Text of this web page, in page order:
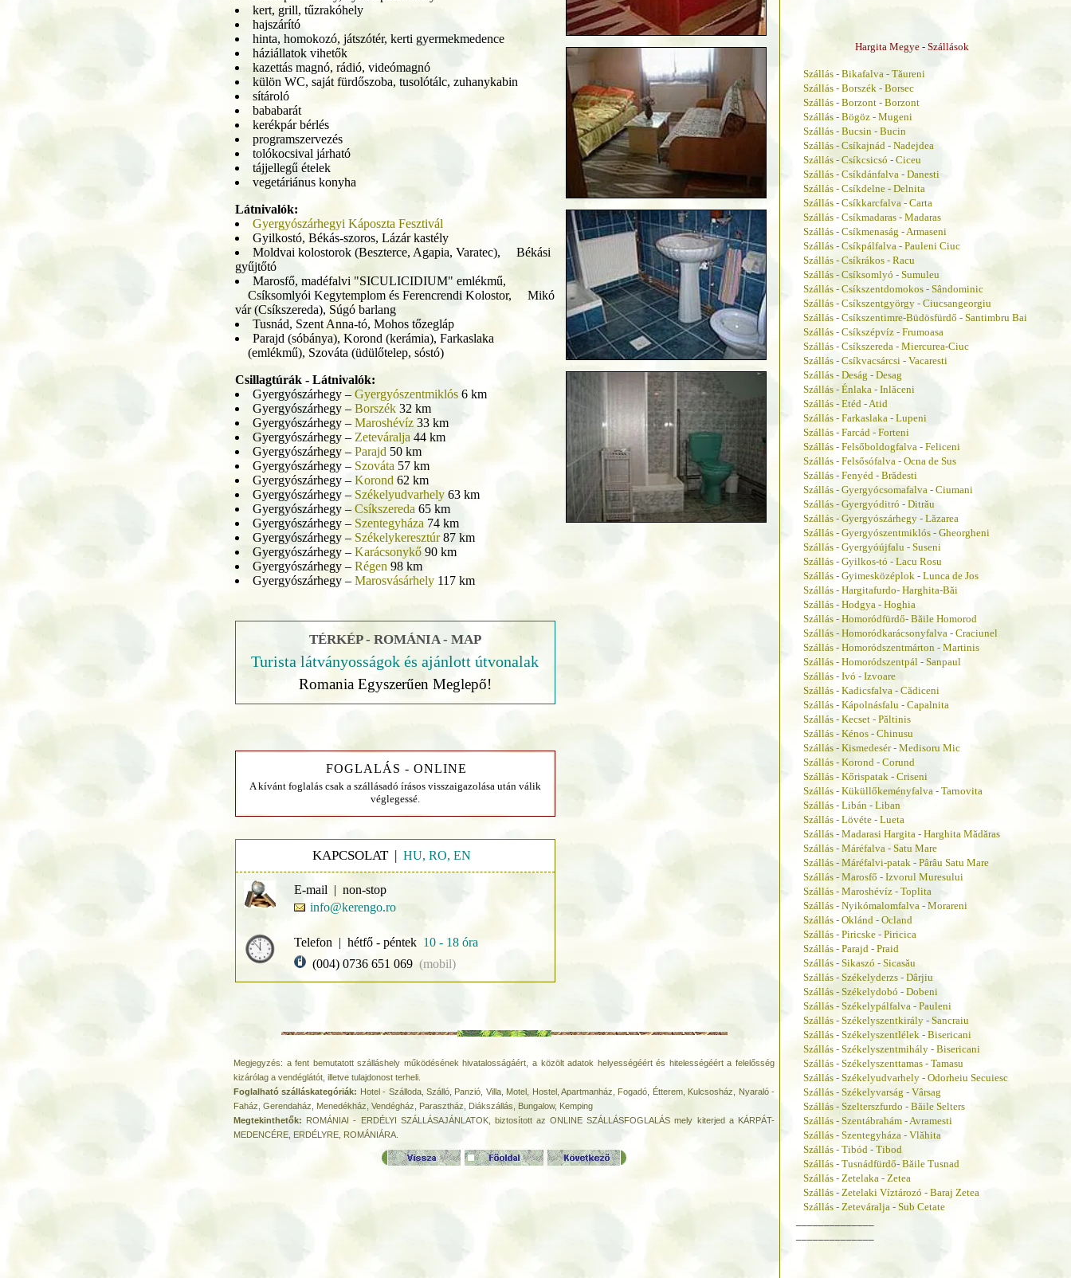
kert, grill, tűzrakóhely
hajszárító
hinta, homokozó, játszótér, kerti gyermekmedence
háziállatok vihetők
kazettás magnó, rádió, videómagnó
külön WC, saját fürdőszoba, tusolótálc, zuhanykabin
sítároló
bababarát
kerékpár bérlés
programszervezés
tolókocsival járható
tájjellegű ételek
vegetáriánus konyha
Látnivalók:
Gyergyószárhegyi Káposzta Fesztivál
Gyilkostó, Békás-szoros, Lázár kastély
Moldvai kolostorok (Beszterce, Agapia, Varatec), Békási
gyűjtőtó
Marosfő, madéfalvi "SICULICIDIUM" emlékmű,
Csíksomlyói Kegytemplom és Ferencrendi Kolostor, Mikó
vár (Csíkszereda), Súgó barlang
Tusnád, Szent Anna-tó, Mohos tőzegláp
Parajd (sóbánya), Korond (kerámia), Farkaslaka
(emlékmű), Szováta (üdülőtelep, sóstó)
Csillagtúrák - Látnivalók:
Gyergyószárhegy – Gyergyószentmiklós6 km
Gyergyószárhegy – Borszék32 km
Gyergyószárhegy – Maroshévíz33 km
Gyergyószárhegy – Zeteváralja 44 km
Gyergyószárhegy –Parajd 50 km
Gyergyószárhegy – Szováta 57 km
Gyergyószárhegy –Korond 62 km
Gyergyószárhegy – Székelyudvarhely63 km
Gyergyószárhegy –Csíkszereda 65 km
Gyergyószárhegy – Szentegyháza 74 km
Gyergyószárhegy – Székelykeresztúr87 km
Gyergyószárhegy – Karácsonykő90 km
Gyergyószárhegy –Régen 98 km
Gyergyószárhegy –Marosvásárhely117 km
TÉRKÉP - ROMÁNIA - MAP
Turista látványosságok és ajánlott útvonalak
Romania Egyszerűen Meglepő!
FOGLALÁS - ONLINE
A kívánt foglalás csak a szállásadó írásos visszaigazolása után válik
véglegessé.
KAPCSOLAT | HU, RO, EN
E-mail | non-stop
info@kerengo.ro
Telefon | hétfő - péntek 10 - 18 óra
(004) 0736 651 069(mobil)
Megjegyzés: a fent bemutatott szálláshely működésének hivatalosságáért, a közölt adatok helyességéért és hitelességéért a felelősség
kizárólag a vendéglátót, illetve tulajdonost terheli.
Foglalható szálláskategóriák: Hotel - Szálloda, Szálló, Panzió, Villa, Motel, Hostel, Apartmanház, Fogadó, Étterem, Kulcsosház, Nyaraló -
Faház, Gerendaház, Menedékház, Vendégház, Parasztház, Diákszállás, Bungalow, Kemping
Megtekinthetők: ROMÁNIAI - ERDÉLYI SZÁLLÁSAJÁNLATOK, biztosított az ONLINE SZÁLLÁSFOGLALÁS mely kiterjed a KÁRPÁT-
MEDENCÉRE, ERDÉLYRE, ROMÁNIÁRA.
Hargita Megye - Szállások
Szállás - Bikafalva - Tăureni
Szállás - Borszék - Borsec
Szállás - Borzont - Borzont
Szállás - Bögöz - Mugeni
Szállás - Bucsin - Bucin
Szállás - Csíkajnád - Nadejdea
Szállás - Csíkcsicsó - Ciceu
Szállás - Csíkdánfalva - Danesti
Szállás - Csíkdelne - Delnita
Szállás - Csíkkarcfalva - Carta
Szállás - Csíkmadaras - Madaras
Szállás - Csíkmenaság - Armaseni
Szállás - Csíkpálfalva - Pauleni Ciuc
Szállás - Csíkrákos - Racu
Szállás - Csíksomlyó - Sumuleu
Szállás - Csíkszentdomokos - Sândominic
Szállás - Csíkszentgyörgy - Ciucsangeorgiu
Szállás - Csíkszentimre-Büdösfürdő - Santimbru Bai
Szállás - Csíkszépvíz - Frumoasa
Szállás - Csíkszereda - Miercurea-Ciuc
Szállás - Csíkvacsárcsi - Vacaresti
Szállás - Deság - Desag
Szállás - Énlaka - Inlăceni
Szállás - Etéd - Atid
Szállás - Farkaslaka - Lupeni
Szállás - Farcád - Forteni
Szállás - Felsőboldogfalva - Feliceni
Szállás - Felsősófalva - Ocna de Sus
Szállás - Fenyéd - Brădesti
Szállás - Gyergyócsomafalva - Ciumani
Szállás - Gyergyóditró - Ditrău
Szállás - Gyergyószárhegy - Lăzarea
Szállás - Gyergyószentmiklós - Gheorgheni
Szállás - Gyergyóújfalu - Suseni
Szállás - Gyilkos-tó - Lacu Rosu
Szállás - Gyimesközéplok - Lunca de Jos
Szállás - Hargitafurdo- Harghita-Băi
Szállás - Hodgya - Hoghia
Szállás - Homoródfürdő- Băile Homorod
Szállás - Homoródkarácsonyfalva - Craciunel
Szállás - Homoródszentmárton - Martinis
Szállás - Homoródszentpál - Sanpaul
Szállás - Ivó - Izvoare
Szállás - Kadicsfalva - Cădiceni
Szállás - Kápolnásfalu - Capalnita
Szállás - Kecset - Păltinis
Szállás - Kénos - Chinusu
Szállás - Kismedesér - Medisoru Mic
Szállás - Korond - Corund
Szállás - Kőrispatak - Criseni
Szállás - Küküllőkeményfalva - Tarnovita
Szállás - Libán - Liban
Szállás - Lövéte - Lueta
Szállás - Madarasi Hargita - Harghita Mădăras
Szállás - Máréfalva - Satu Mare
Szállás - Máréfalvi-patak - Pârâu Satu Mare
Szállás - Marosfő - Izvorul Muresului
Szállás - Maroshévíz - Toplita
Szállás - Nyikómalomfalva - Morareni
Szállás - Oklánd - Ocland
Szállás - Piricske - Piricica
Szállás - Parajd - Praid
Szállás - Sikaszó - Sicasău
Szállás - Székelyderzs - Dârjiu
Szállás - Székelydobó - Dobeni
Szállás - Székelypálfalva - Pauleni
Szállás - Székelyszentkirály - Sancraiu
Szállás - Székelyszentlélek - Bisericani
Szállás - Székelyszentmihály - Bisericani
Szállás - Székelyszenttamas - Tamasu
Szállás - Székelyudvarhely - Odorheiu Secuiesc
Szállás - Székelyvarság - Vârsag
Szállás - Szelterszfurdo - Băile Selters
Szállás - Szentábrahám - Avramesti
Szállás - Szentegyháza - Vlăhita
Szállás - Tibód - Tibod
Szállás - Tusnádfürdő- Băile Tusnad
Szállás - Zetelaka - Zetea
Szállás - Zetelaki Víztározó - Baraj Zetea
Szállás - Zeteváralja - Sub Cetate